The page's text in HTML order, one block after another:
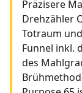
Präzisere
Drehzähler
Totraum
Funnel inkl.
des